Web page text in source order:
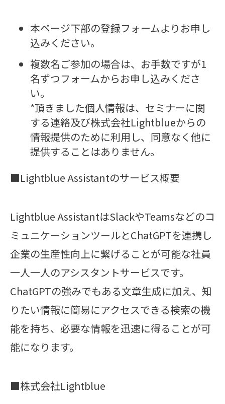
本ページ下部の登録フォームよりお申し
込みください。
複数名ご参加の場合は、お手数ですが1
名ずつフォームからお申し込みくださ
い。
*頂きました個人情報は、セミナーに関
する連絡及び株式会社Lightblueからの
情報提供のために利用し、同意なく他に
提供することはありません。
■Lightblue Assistantのサービス概要
Lightblue AssistantはSlackやTeamsなどのコ
ミュニケーションツールとChatGPTを連携し
企業の生産性向上に繋げることが可能な社員
一人一人のアシスタントサービスです。
ChatGPTの強みでもある文章生成に加え、知
りたい情報に簡易にアクセスできる検索の機
能を持ち、必要な情報を迅速に得ることが可
能になります。
■株式会社Lightblue